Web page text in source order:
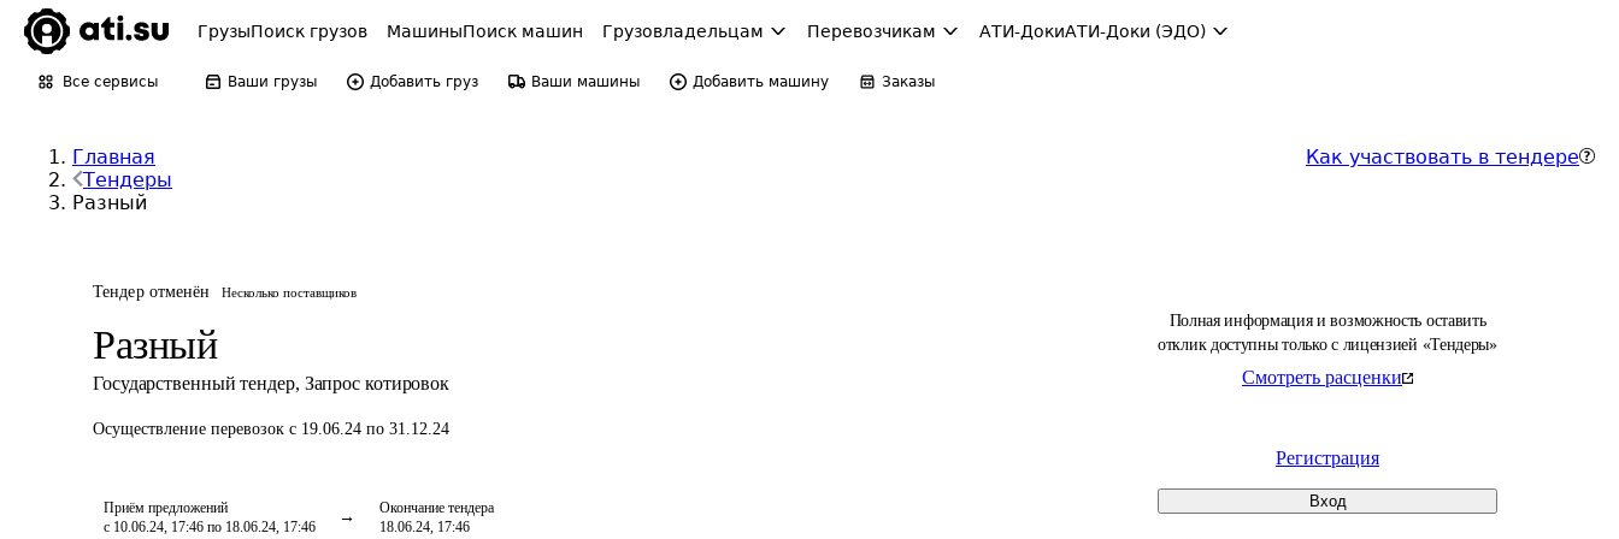
ГрузыПоиск грузов МашиныПоиск машин Грузовладельцам Перевозчикам АТИ-ДокиАТИ-Доки (ЭДО)
Все сервисы Ваши грузы Добавить груз Ваши машины Добавить машину Заказы
Главная
Тендеры
Разный
Как участвовать в тендере
Тендер отменён Несколько поставщиков
Разный
Государственный тендер, Запрос котировок
Осуществление перевозок с 19.06.24 по 31.12.24
Приём предложений
с 10.06.24, 17:46 по 18.06.24, 17:46
Окончание тендера
18.06.24, 17:46
Полная информация и возможность оставить
отклик доступны только с лицензией «Тендеры»
Смотреть расценки
Регистрация
Вход